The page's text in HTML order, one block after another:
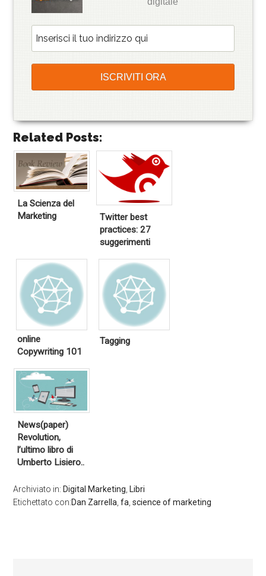
Related Posts:
La Scienza del
Marketing
Twitter best
practices: 27
suggerimenti
online
Copywriting 101
Tagging
News(paper)
Revolution,
l’ultimo libro di
Umberto Lisiero..
Archiviato in: Digital Marketing Libri
Etichettato con:Dan Zarrella ,fa ,science of marketing